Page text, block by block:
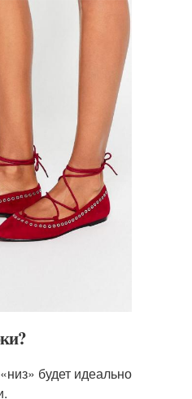
будет идеально